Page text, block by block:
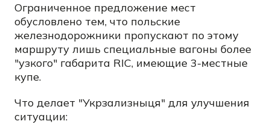
Ограниченное предложение мест
обусловлено тем, что польские
железнодорожники пропускают по этому
маршруту лишь специальные вагоны более
"узкого" габарита RIC, имеющие 3-местные
купе.
Что делает "Укрзализныця" для улучшения
ситуации: